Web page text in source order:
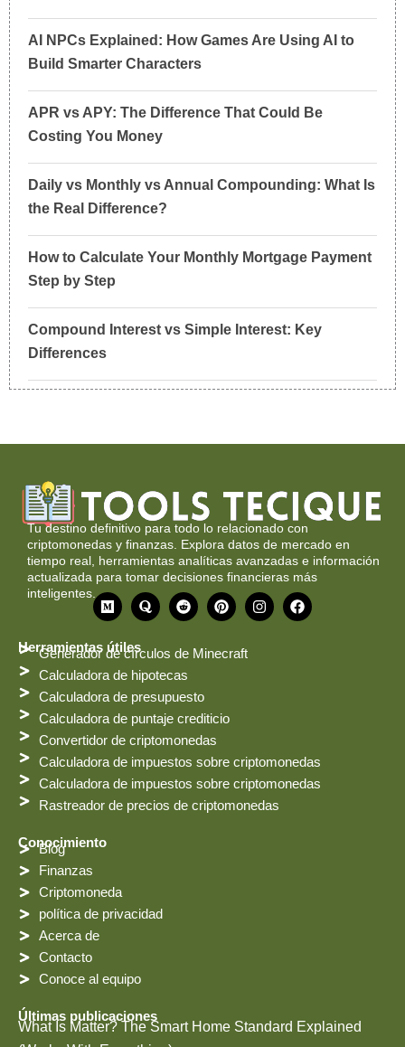
AI NPCs Explained: How Games Are Using AI to
Build Smarter Characters
APR vs APY: The Difference That Could Be
Costing You Money
Daily vs Monthly vs Annual Compounding: What Is
the Real Difference?
How to Calculate Your Monthly Mortgage Payment
Step by Step
Compound Interest vs Simple Interest: Key
Differences
Tu destino definitivo para todo lo relacionado con
criptomonedas y finanzas. Explora datos de mercado en
tiempo real, herramientas analíticas avanzadas e información
actualizada para tomar decisiones financieras más
inteligentes.
M
e
i
o
Q
u
a
R
e
i
t
P
i
e
t
I
n
F
a
Herramientas útiles
Generador de círculos de Minecraft
Calculadora de hipotecas
Calculadora de presupuesto
Calculadora de puntaje crediticio
Convertidor de criptomonedas
Calculadora de impuestos sobre criptomonedas
Calculadora de impuestos sobre criptomonedas
Rastreador de precios de criptomonedas
Conocimiento
Blog
Finanzas
Criptomoneda
política de privacidad
Acerca de
Contacto
Conoce al equipo
Últimas publicaciones
What Is Matter? The Smart Home Standard Explained